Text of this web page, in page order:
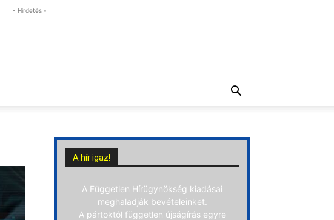
- Hirdetés -
A hír igaz!
A Független Hírügynökség kiadásai
meghaladják bevételeinket.
A pártoktól független újságírás egyre